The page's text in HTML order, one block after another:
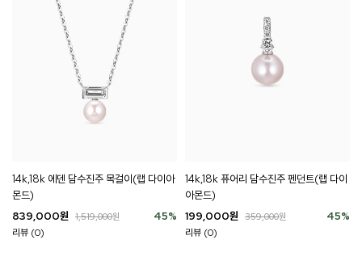
14k,18k 에덴 담수진주 목걸이(랩 다이아
몬드)
45%
839,000원 1,519,000원
리뷰 (0)
14k,18k 퓨어리 담수진주 펜던트(랩 다이
아몬드)
45%
199,000원 359,000원
리뷰 (0)